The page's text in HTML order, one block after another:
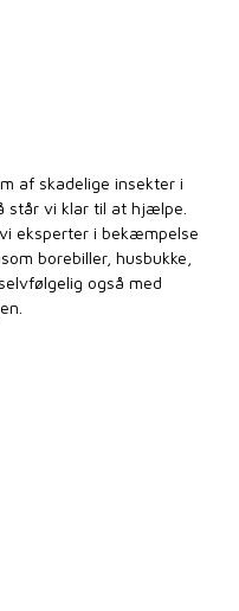
af skadelige insekter i
står vi klar til at hjælpe.
eksperter i bekæmpelse
borebiller, husbukke,
også med